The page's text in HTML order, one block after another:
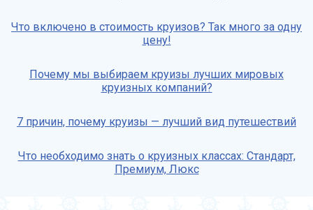
Что включено в стоимость круизов? Так много за одну
цену!
Почему мы выбираем круизы лучших мировых
круизных компаний?
7 причин, почему круизы — лучший вид путешествий
Что необходимо знать о круизных классах: Стандарт,
Премиум, Люкс